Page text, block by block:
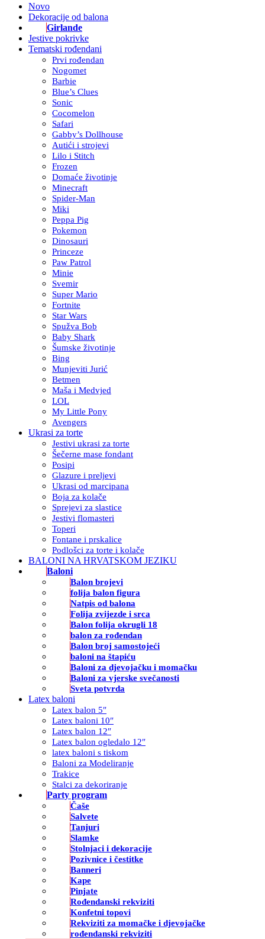
Novo
Dekoracije od balona
Girlande
Jestive pokrivke
Tematski rođendani
Prvi rođendan
Nogomet
Barbie
Blue’s Clues
Sonic
Cocomelon
Safari
Gabby’s Dollhouse
Autići i strojevi
Lilo i Stitch
Frozen
Domaće životinje
Minecraft
Spider-Man
Miki
Peppa Pig
Pokemon
Dinosauri
Princeze
Paw Patrol
Minie
Svemir
Super Mario
Fortnite
Star Wars
Spužva Bob
Baby Shark
Šumske životinje
Bing
Munjeviti Jurić
Betmen
Maša i Medvjed
LOL
My Little Pony
Avengers
Ukrasi za torte
Jestivi ukrasi za torte
Šečerne mase fondant
Posipi
Glazure i preljevi
Ukrasi od marcipana
Boja za kolače
Sprejevi za slastice
Jestivi flomasteri
Toperi
Fontane i prskalice
Podlošci za torte i kolače
BALONI NA HRVATSKOM JEZIKU
Baloni
Balon brojevi
folija balon figura
Natpis od balona
Folija zvijezde i srca
Balon folija okrugli 18
balon za rođendan
Balon broj samostojeći
baloni na štapiću
Baloni za djevojačku i momačku
Baloni za vjerske svečanosti
Sveta potvrda
Latex baloni
Latex balon 5″
Latex baloni 10″
Latex balon 12″
Latex balon ogledalo 12″
latex baloni s tiskom
Baloni za Modeliranje
Trakice
Stalci za dekoriranje
Party program
Čaše
Salvete
Tanjuri
Slamke
Stolnjaci i dekoracije
Pozivnice i čestitke
Banneri
Kape
Pinjate
Rođendanski rekviziti
Konfetni topovi
Rekviziti za momačke i djevojačke
rođendanski rekviziti